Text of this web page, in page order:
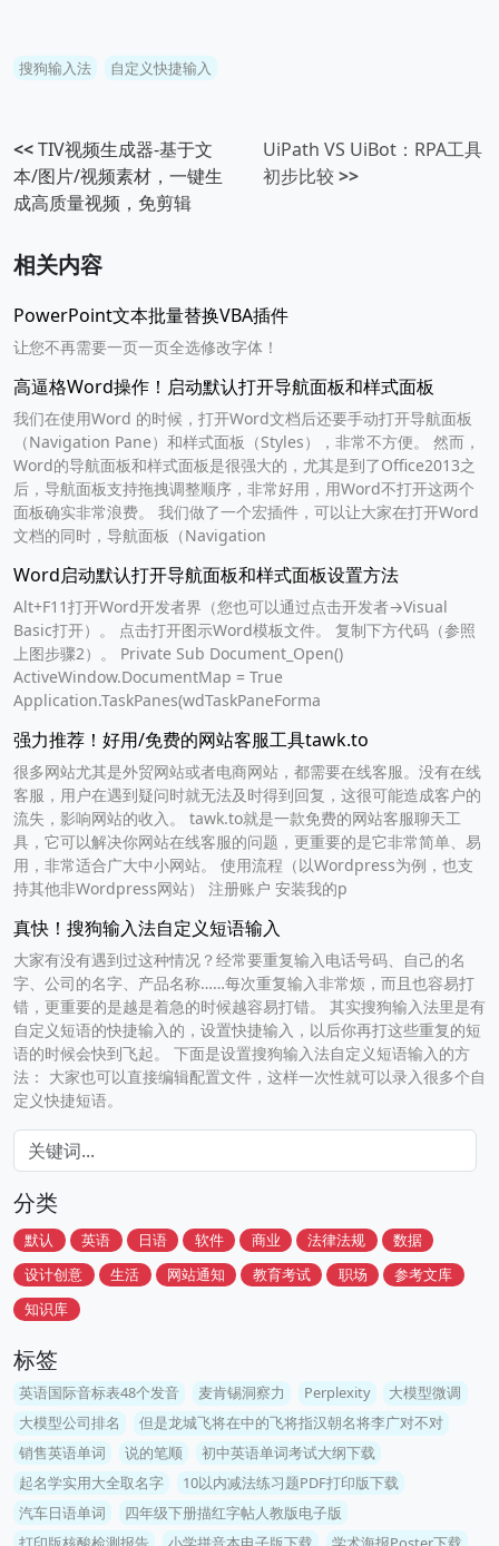
搜狗输入法 自定义快捷输入
<<TIV视频生成器-基于文
本/图片/视频素材，一键生
成高质量视频，免剪辑
UiPath VS UiBot：RPA工具
初步比较>>
相关内容
PowerPoint文本批量替换VBA插件
让您不再需要一页一页全选修改字体！
高逼格Word操作！启动默认打开导航面板和样式面板
我们在使用Word 的时候，打开Word文档后还要手动打开导航面板
（Navigation Pane）和样式面板（Styles），非常不方便。 然而，
Word的导航面板和样式面板是很强大的，尤其是到了Office2013之
后，导航面板支持拖拽调整顺序，非常好用，用Word不打开这两个
面板确实非常浪费。 我们做了一个宏插件，可以让大家在打开Word
文档的同时，导航面板（Navigation
Word启动默认打开导航面板和样式面板设置方法
Alt+F11打开Word开发者界（您也可以通过点击开发者→Visual
Basic打开）。 点击打开图示Word模板文件。 复制下方代码（参照
上图步骤2）。 Private Sub Document_Open()
ActiveWindow.DocumentMap = True
Application.TaskPanes(wdTaskPaneForma
强力推荐！好用/免费的网站客服工具tawk.to
很多网站尤其是外贸网站或者电商网站，都需要在线客服。没有在线
客服，用户在遇到疑问时就无法及时得到回复，这很可能造成客户的
流失，影响网站的收入。 tawk.to就是一款免费的网站客服聊天工
具，它可以解决你网站在线客服的问题，更重要的是它非常简单、易
用，非常适合广大中小网站。 使用流程（以Wordpress为例，也支
持其他非Wordpress网站） 注册账户 安装我的p
真快！搜狗输入法自定义短语输入
大家有没有遇到过这种情况？经常要重复输入电话号码、自己的名
字、公司的名字、产品名称……每次重复输入非常烦，而且也容易打
错，更重要的是越是着急的时候越容易打错。 其实搜狗输入法里是有
自定义短语的快捷输入的，设置快捷输入，以后你再打这些重复的短
语的时候会快到飞起。 下面是设置搜狗输入法自定义短语输入的方
法： 大家也可以直接编辑配置文件，这样一次性就可以录入很多个自
定义快捷短语。
分类
默认 英语 日语 软件 商业 法律法规
数据
设计创意
生活 网站通知 教育考试 职场
参考文库
知识库
标签
英语国际音标表48个发音 麦肯锡洞察力 Perplexity
大模型微调
大模型公司排名
但是龙城飞将在中的飞将指汉朝名将李广对不对
销售英语单词
说的笔顺
初中英语单词考试大纲下载
起名学实用大全取名字
10以内减法练习题PDF打印版下载
汽车日语单词
四年级下册描红字帖人教版电子版